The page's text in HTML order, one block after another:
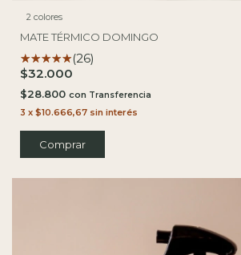
2 colores
MATE TÉRMICO DOMINGO
(26)
$32.000
$28.800 con
3 x $10.666,67 sin interés
Comprar